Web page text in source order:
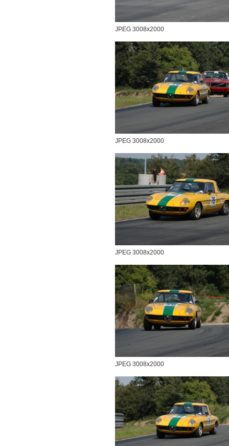
JPEG 3008x2000
JPEG 3008x2000
JPEG 3008x2000
JPEG 3008x2000